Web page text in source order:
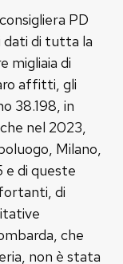
PD
dati di tutta la
migliaia di
affitti, gli
38.198, in
nel 2023,
Milano,
e di queste
di
che
non è stata